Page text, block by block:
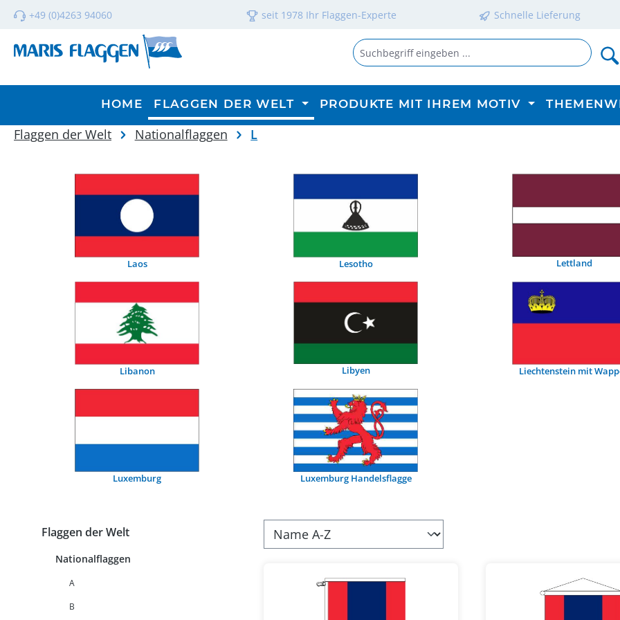
Hauptinhalt springen
Zur Suche springen
Zur Hauptnavigation springen
+49 (0)4263 94060 seit 1978 Ihr Flaggen-Experte Schnelle Lieferung
HOME FLAGGEN DER WELT PRODUKTE MIT IHREM MOTIV
Flaggen der Welt Nationalflaggen L
Laos Lesotho Lettland
Libanon Libyen Liechtenstein mit
Luxemburg Luxemburg Handelsflagge
Flaggen der Welt
Nationalflaggen
A
B